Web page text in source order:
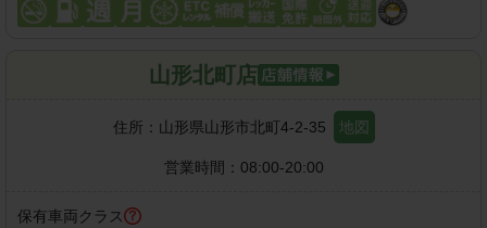
山形北町店
住所： 山形県山形市北町4-2-35 地図
営業時間： 08:00-20:00
保有車両クラス